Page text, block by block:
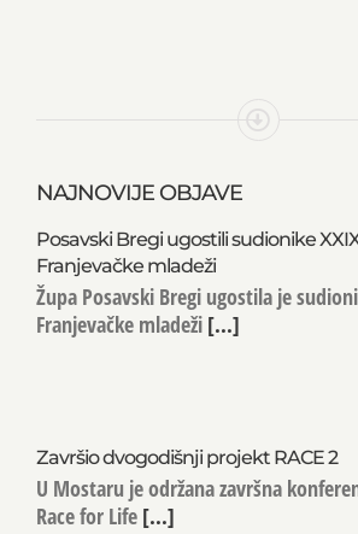
NAJNOVIJE OBJAVE
Posavski Bregi ugostili sudionike
Franjevačke mladeži
Župa Posavski Bregi ugostila je
Franjevačke mladeži [...]
Završio dvogodišnji projekt RACE 2
U Mostaru je održana završna
Race for Life [...]